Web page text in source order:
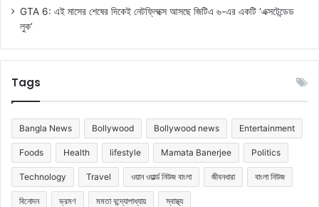
GTA 6: এই মাসের শেষের দিকেই নেটফ্লিক্সে আসছে জিটিএ ৬-এর একটি ‘এক্সটেন্ডেড
লুক’
Tags
Bangla News Bollywood Bollywood news Entertainment
Foods Health lifestyle Mamata Banerjee Politics
Technology Travel ওয়ান ওয়ার্ল্ড নিউজ বাংলা জীবনধারা বাংলা নিউজ
বিনোদন ভ্রমণ মমতা বন্দ্যোপাধ্যায় স্বাস্থ্য